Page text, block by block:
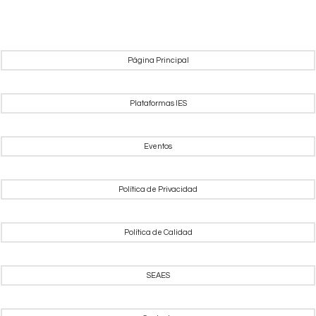
Página Principal
Plataformas IES
Eventos
Política de Privacidad
Política de Calidad
SEAES